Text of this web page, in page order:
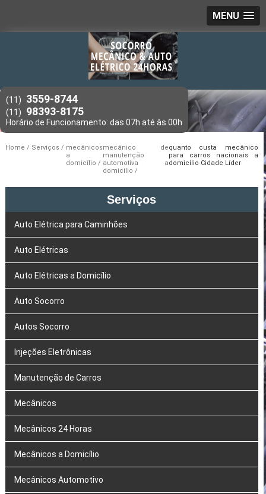
MENU
(11) 3559-8744
(11) 98393-8175
Home Serviços
mecânicos
a
domicílio
mecânico de
manutenção
automotiva a
domicílio
quanto custa mecânico
para carros nacionais a
domicílio Cidade Líder
Serviços
Auto Elétrica para Caminhões
Auto Elétricas
Auto Elétricas a Domicílio
Auto Socorro
Autos Socorro
Injeções Eletrônicas
Manutenção de Carros
Mecânicos
Mecânicos 24 Horas
Mecânicos a Domicílio
Mecânicos Automotivo